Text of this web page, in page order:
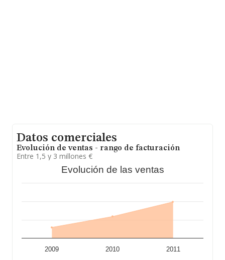
Datos comerciales
Evolución de ventas - rango de facturación
Entre 1,5 y 3 millones €
Evolución de las ventas
2009 2010 2011